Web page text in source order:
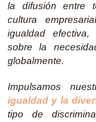
la difusión entre
cultura
igualdad
sobre la
globalmente.
Impulsamos
igualdad y la
tipo de